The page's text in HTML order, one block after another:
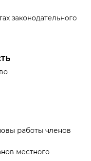
законодательного
работы членов
местного